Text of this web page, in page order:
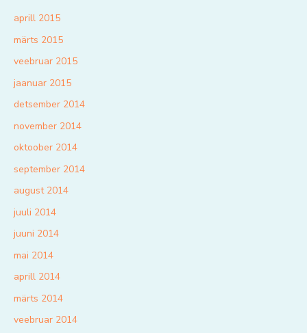
aprill 2015
märts 2015
veebruar 2015
jaanuar 2015
detsember 2014
november 2014
oktoober 2014
september 2014
august 2014
juuli 2014
juuni 2014
mai 2014
aprill 2014
märts 2014
veebruar 2014